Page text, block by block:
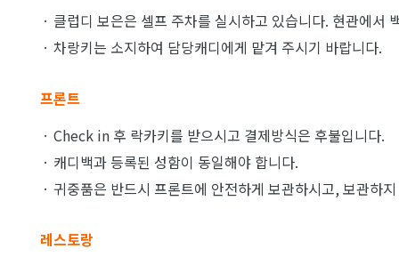
· 클럽디 보은은 셀프 주차를 실시하고 있습니다. 현관에
· 차랑키는 소지하여 담당캐디에게 맡겨 주시기 바랍니다.
프론트
· Check in 후 락카키를 받으시고 결제방식은 후불입니다.
· 캐디백과 등록된 성함이 동일해야 합니다.
· 귀중품은 반드시 프론트에 안전하게 보관하시고, 보관하
레스토랑